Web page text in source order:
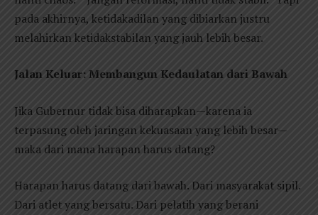
pada akhirnya, ketidakadilan yang dibiarkan justru
melahirkan ketidakstabilan yang jauh lebih besar.
Jalan Keluar: Membangun Kedaulatan dari Bawah
Jika Gubernur tidak bisa diharapkan—karena ia
terpasung oleh jaringan kekuasaan yang lebih besar—
maka dari mana harapan harus datang?
Harapan harus datang dari bawah. Dari masyarakat sipil.
Dari atlet yang bersatu. Dari pelatih yang berani